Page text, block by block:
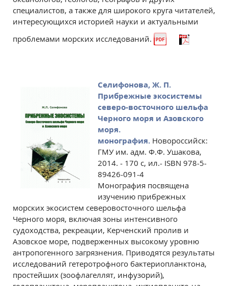
специалистов, а также для широкого круга читателей,
интересующихся историей науки и актуальными
проблемами морских исследований.
Селифонова, Ж. П.
Прибрежные экосистемы
северо-восточного шельфа
Черного моря и Азовского
моря.
монография. Новороссийск:
ГМУ им. адм. Ф.Ф. Ушакова,
2014. - 170 с, ил.- ISBN 978-5-
89426-091-4
Монография посвящена
изучению прибрежных
морских экосистем северовосточного шельфа
Черного моря, включая зоны интенсивного
судоходства, рекреации, Керченский пролив и
Азовское море, подверженных высокому уровню
антропогенного загрязнения. Приводятся результаты
исследований гетеротрофного бактериопланктона,
простейших (зоофлагеллят, инфузорий),